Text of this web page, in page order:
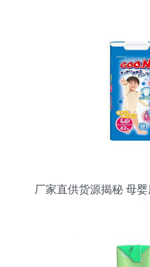
厂家直供货源揭秘 母